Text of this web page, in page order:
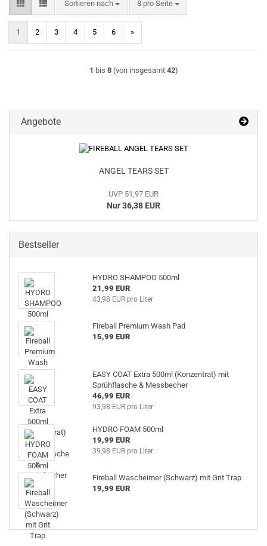
Sortieren nach
Sortieren nach 8 pro Seite
pro Seite
1 2 3 4 5 6 »
1 bis 8(von insgesamt 42)
Angebote
ANGEL TEARS SET
UVP 51,97 EUR
Nur 36,38 EUR
Bestseller
HYDRO SHAMPOO 500ml
21,99 EUR
43,98 EUR pro Liter
Fireball Premium Wash Pad
15,99 EUR
EASY COAT Extra 500ml (Konzentrat) mit
Sprühflasche & Messbecher
46,99 EUR
93,98 EUR pro Liter
HYDRO FOAM 500ml
19,99 EUR
39,98 EUR pro Liter
Fireball Wascheimer (Schwarz) mit Grit Trap
19,99 EUR